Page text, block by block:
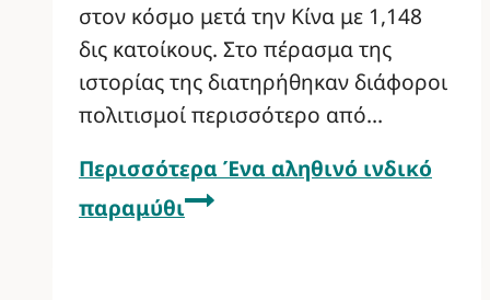
στον κόσμο μετά την Κίνα με 1,148
δις κατοίκους. Στο πέρασμα της
ιστορίας της διατηρήθηκαν διάφοροι
πολιτισμοί περισσότερο από…
Περισσότερα Ένα αληθινό ινδικό
παραμύθι